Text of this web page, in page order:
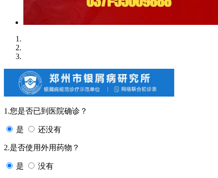
1.您是否已到医院确诊？
是 还没有
2.是否使用外用药物？
是 没有